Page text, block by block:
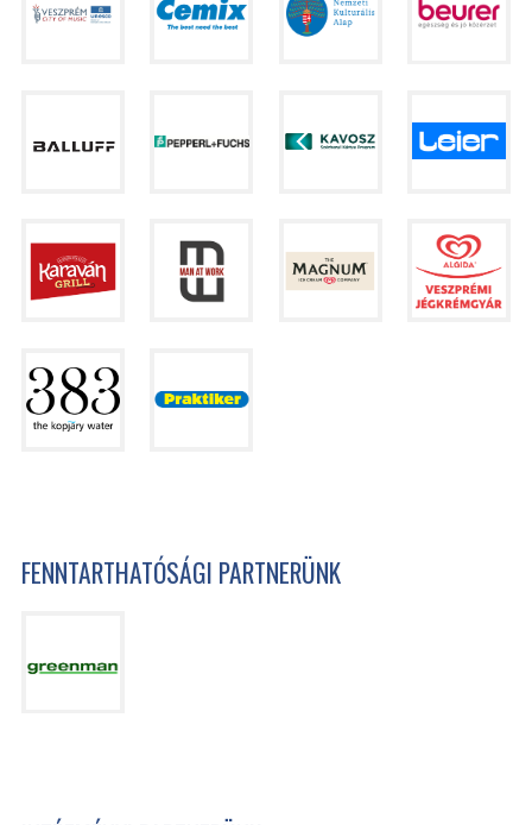
FENNTARTHATÓSÁGI PARTNERÜNK